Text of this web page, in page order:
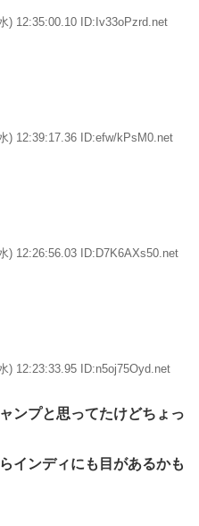
) 12:35:00.10 ID:Iv33oPzrd.net
) 12:39:17.36 ID:efw/kPsM0.net
) 12:26:56.03 ID:D7K6AXs50.net
) 12:23:33.95 ID:n5oj75Oyd.net
ンプと思ってたけどちょっ
インディにも目があるかも